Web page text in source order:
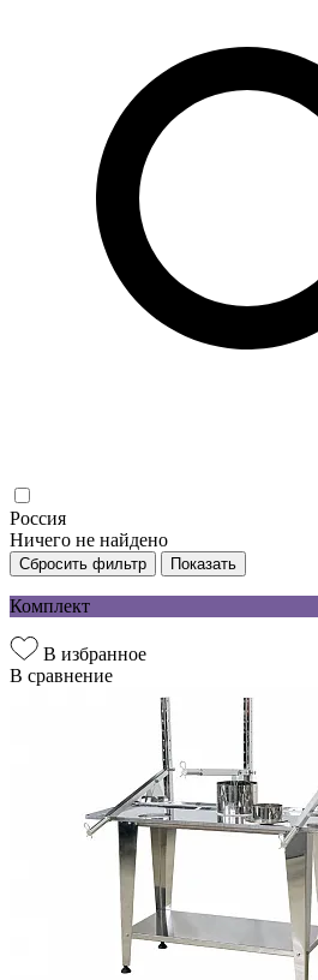
Россия
Ничего не найдено
Сбросить фильтр Показать
Комплект
В избранное
В сравнение